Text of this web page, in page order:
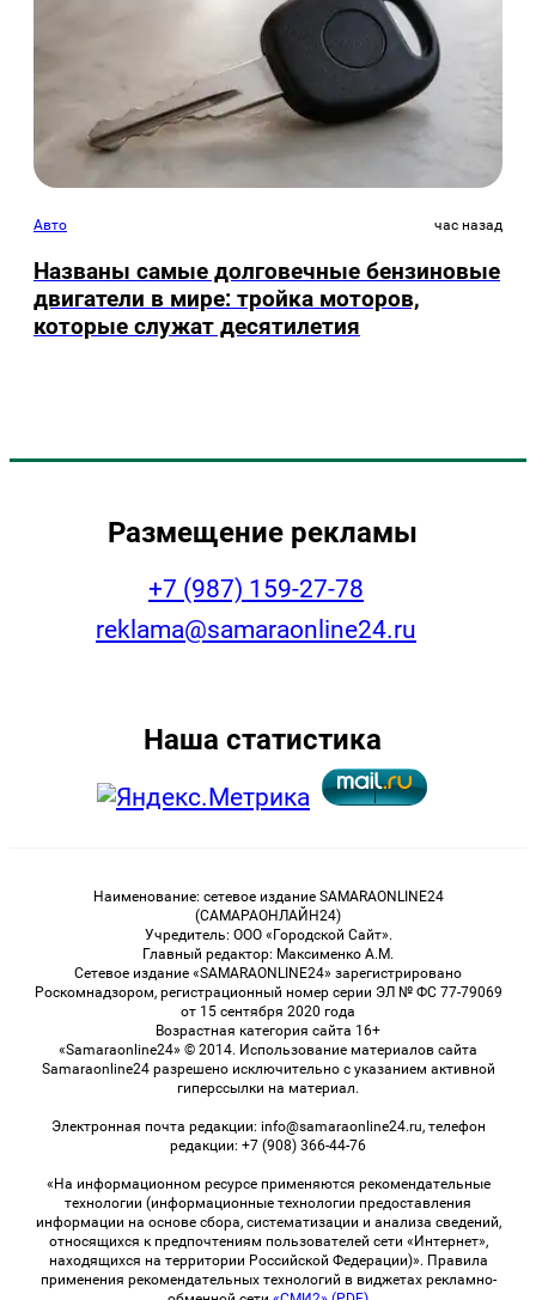
Авто час назад
Названы самые долговечные бензиновые
двигатели в мире: тройка моторов,
которые служат десятилетия
Размещение рекламы
+7 (987) 159-27-78
reklama@samaraonline24.ru
Наша статистика
Наименование: сетевое издание SAMARAONLINE24
(САМАРАОНЛАЙН24)
Учредитель: ООО «Городской Сайт».
Главный редактор: Максименко А.М.
Сетевое издание «SAMARAONLINE24» зарегистрировано
Роскомнадзором, регистрационный номер серии ЭЛ № ФС 77-79069
от 15 сентября 2020 года
Возрастная категория сайта 16+
«Samaraonline24» © 2014. Использование материалов сайта
Samaraonline24 разрешено исключительно с указанием активной
гиперссылки на материал.
Электронная почта редакции: info@samaraonline24.ru, телефон
редакции: +7 (908) 366-44-76
«На информационном ресурсе применяются рекомендательные
технологии (информационные технологии предоставления
информации на основе сбора, систематизации и анализа сведений,
относящихся к предпочтениям пользователей сети «Интернет»,
находящихся на территории Российской Федерации)». Правила
применения рекомендательных технологий в виджетах рекламно-